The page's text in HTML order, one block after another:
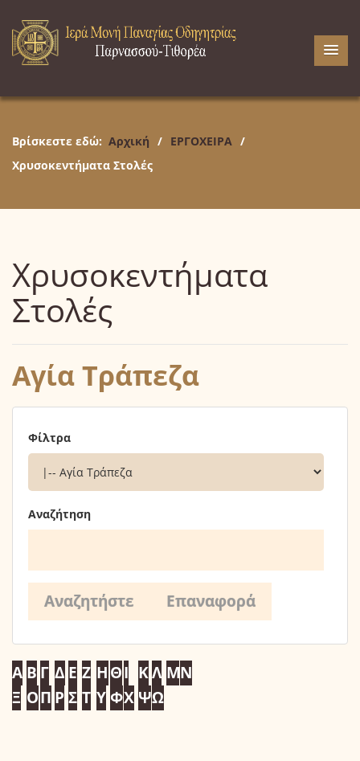
Βρίσκεστε εδώ: Αρχική / ΕΡΓΟΧΕΙΡΑ /
Χρυσοκεντήματα Στολές
Χρυσοκεντήματα
Στολές
Αγία Τράπεζα
Φίλτρα
Αναζήτηση
Α Β Γ Δ Ε Ζ ΗΘΙ ΚΛ ΜΝ
Ξ ΟΠ Ρ Σ Τ Υ ΦΧ ΨΩ